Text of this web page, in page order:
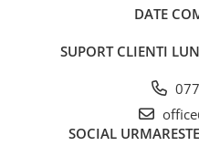
Ceasuri inteligente
DATE
SUPORT CLIENTI
SOCIAL